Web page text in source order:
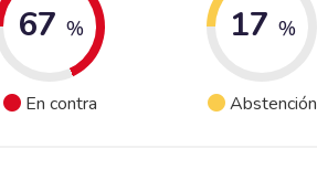
67 %
En contra
17 %
Abstención